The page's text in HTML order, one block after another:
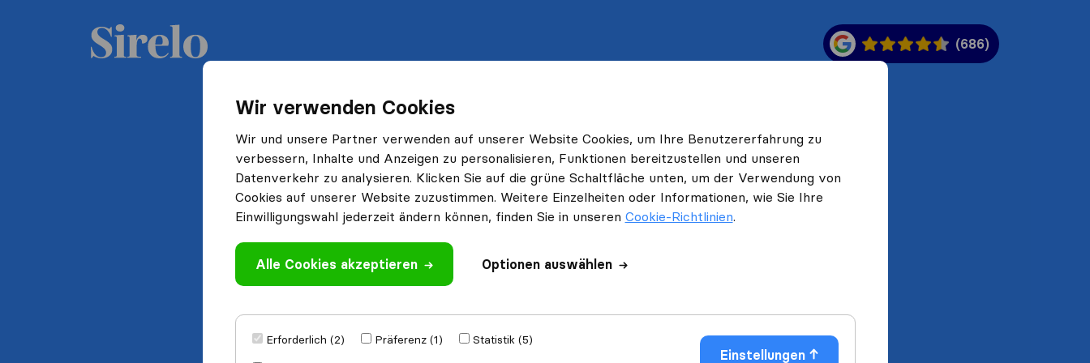
Wir verwenden Cookies
Wir und unsere Partner verwenden auf unserer Website Cookies, um Ihre Benutzererfahrung zu
verbessern, Inhalte und Anzeigen zu personalisieren, Funktionen bereitzustellen und unseren
Datenverkehr zu analysieren. Klicken Sie auf die grüne Schaltfläche unten, um der Verwendung von
Cookies auf unserer Website zuzustimmen. Weitere Einzelheiten oder Informationen, wie Sie Ihre
Einwilligungswahl jederzeit ändern können, finden Sie in unseren Cookie-Richtlinien.
Alle Cookies akzeptieren Optionen auswählen
Erforderlich (2) Präferenz (1)
Statistik (5)
Einstellungen
(686)